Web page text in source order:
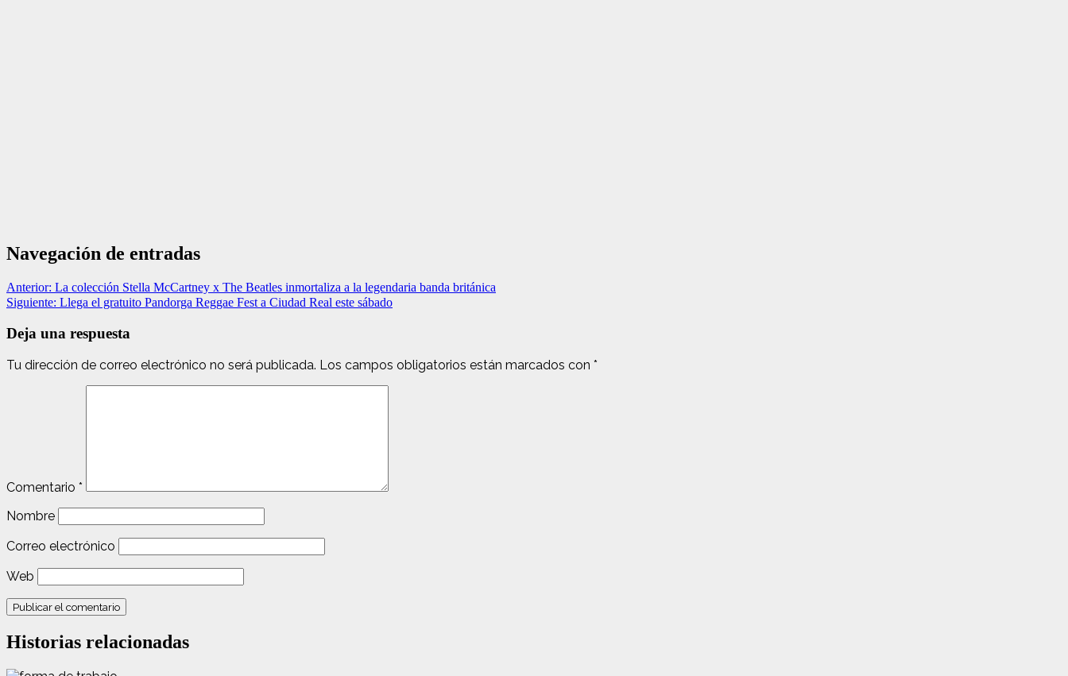
Navegación de entradas
Anterior: La colección Stella McCartney x The Beatles inmortaliza a la legendaria banda británica
Siguiente: Llega el gratuito Pandorga Reggae Fest a Ciudad Real este sábado
Deja una respuesta
Tu dirección de correo electrónico no será publicada. Los campos obligatorios están marcados con *
Comentario *
Nombre
Correo electrónico
Web
Historias relacionadas